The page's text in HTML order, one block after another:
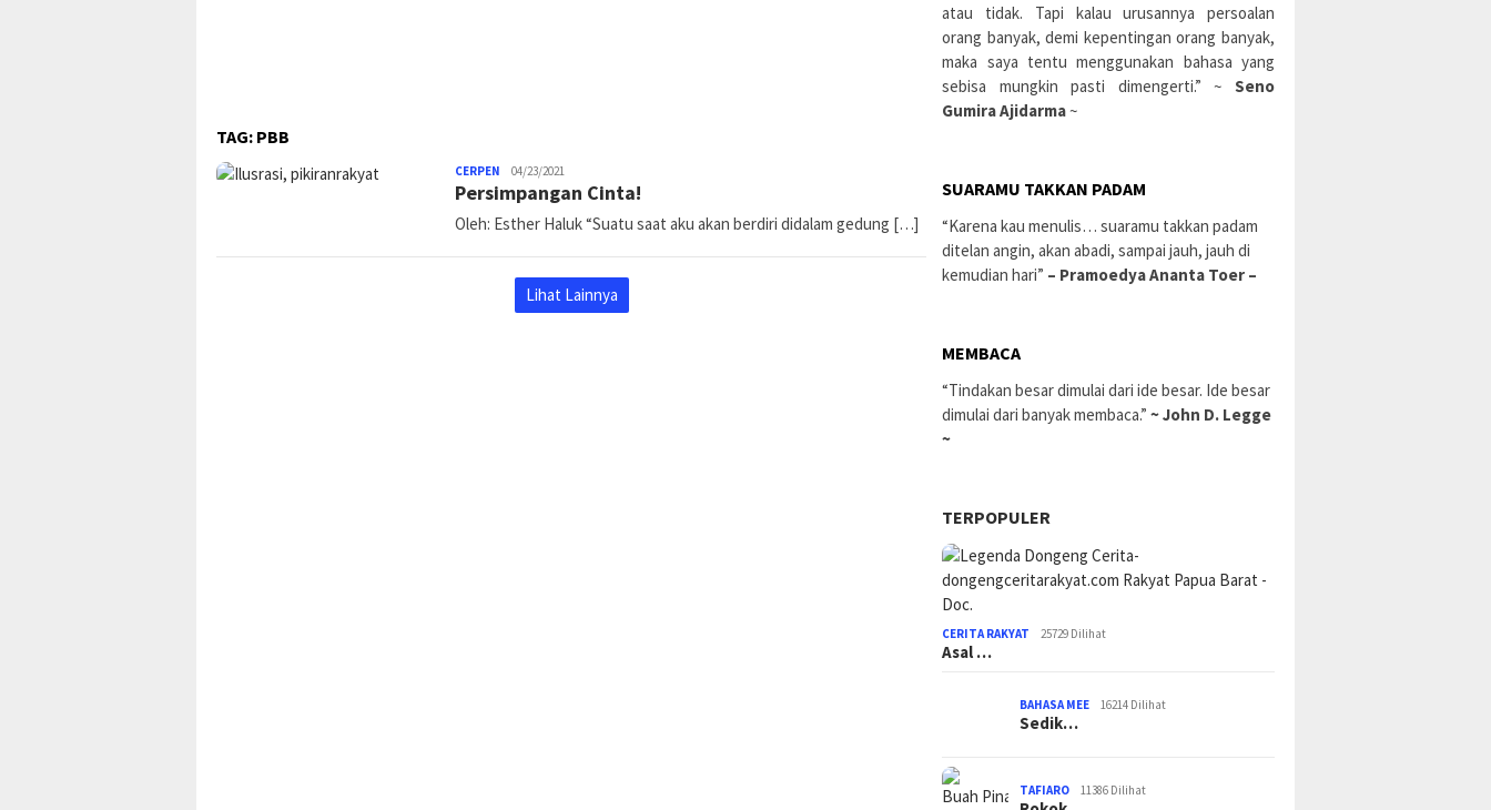
TAG: PBB
CERPEN admin
04/23/2021
Persimpangan Cinta!
Oleh: Esther Haluk “Suatu saat aku akan berdiri didalam gedung […]
Lihat Lainnya
atau tidak. Tapi kalau urusannya persoalan
orang banyak, demi kepentingan orang banyak,
maka saya tentu menggunakan bahasa yang
sebisa mungkin pasti dimengerti.” ~ Seno
Gumira Ajidarma~
SUARAMU TAKKAN PADAM
“Karena kau menulis… suaramu takkan padam
ditelan angin, akan abadi, sampai jauh, jauh di
kemudian hari” – Pramoedya Ananta Toer –
MEMBACA
“Tindakan besar dimulai dari ide besar. Ide besar
dimulai dari banyak membaca.”~ John D. Legge
~
TERPOPULER
CERITA RAKYAT 25729 Dilihat
Asal …
BAHASA MEE 16214 Dilihat
Sedik…
TAFIARO 11386 Dilihat